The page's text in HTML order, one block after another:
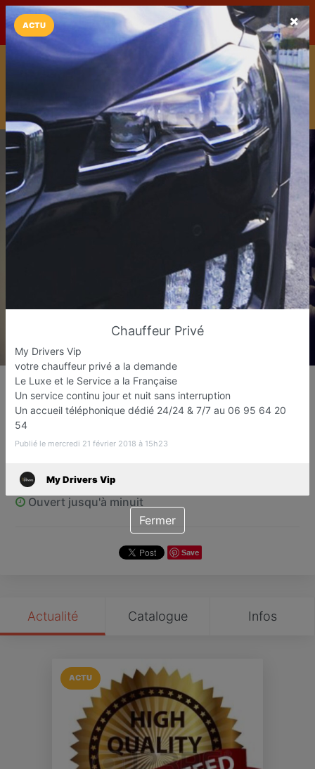
LaCarte LaCarte sur
Play Store
Installez l'App LaCarte
Téléchargez gratuitement l'app LaCarte pour suivre vos
commerces favoris et ne rien rater !
Télécharger Plus tard
My Drivers Vip
VTC / Taxi / transport de personnes
Janville-sur-Juine
Ouvert jusqu'à minuit
Save
Actualité Catalogue Infos
ACTU
ACTU
Chauffeur Privé
My Drivers Vip
votre chauffeur privé a la demande
Le Luxe et le Service a la Française
Un service continu jour et nuit sans interruption
Un accueil téléphonique dédié 24/24 & 7/7 au 06 95 64 20
54
Publié le mercredi 21 février 2018 à 15h23
My Drivers Vip
Fermer